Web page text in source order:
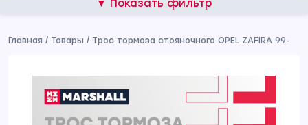
▼ Показать фильтр
Главная / Товары / Трос тормоза стояночного OPEL ZAFIRA 99-